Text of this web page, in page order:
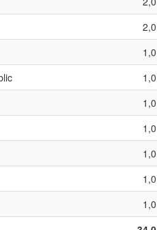
2,0
1,0
1,0
1,0
1,0
1,0
1,0
1,0